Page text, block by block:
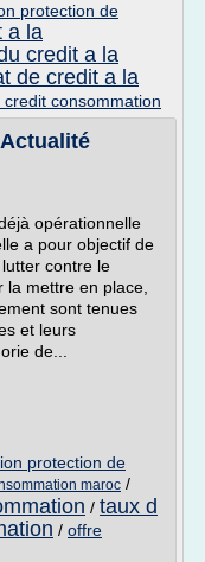
protection de
a la
credit a la
de credit a la
consommation
opérationnelle
a pour objectif de
contre le
mettre en place,
sont tenues
et leurs
de...
protection de
maroc /
/ taux d
/ offre